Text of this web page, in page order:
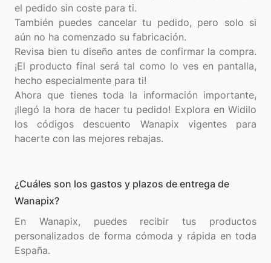
el pedido sin coste para ti.
También puedes cancelar tu pedido, pero solo si
aún no ha comenzado su fabricación.
Revisa bien tu diseño antes de confirmar la compra.
¡El producto final será tal como lo ves en pantalla,
hecho especialmente para ti!
Ahora que tienes toda la información importante,
¡llegó la hora de hacer tu pedido! Explora en Widilo
los códigos descuento Wanapix vigentes para
¿Cuáles son los gastos y plazos de entrega de
Wanapix?
En Wanapix, puedes recibir tus productos
personalizados de forma cómoda y rápida en toda